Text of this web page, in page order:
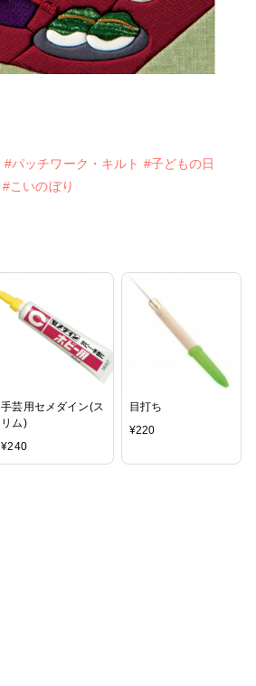
#パッチワーク・キルト #子どもの日
#こいのぼり
手芸用セメダイン(ス
リム)
¥240
目打ち
¥220